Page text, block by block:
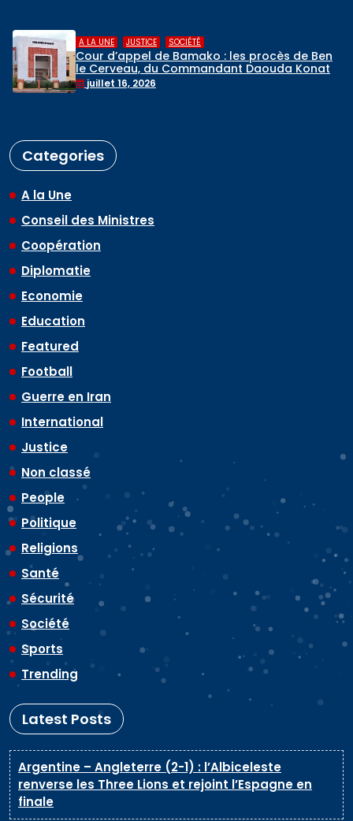
: les procès de Ben
Daouda Konaté
Hadj 2026 :
de pèlerins
Categories
A la Une
Conseil des Ministres
Coopération
Diplomatie
Economie
Education
Featured
Football
Guerre en Iran
International
Justice
Non classé
People
Politique
Religions
Santé
Sécurité
Société
Sports
Trending
Latest Posts
Argentine – Angleterre (2-1) : l’Albiceleste
renverse les Three Lions et rejoint l’Espagne en
finale